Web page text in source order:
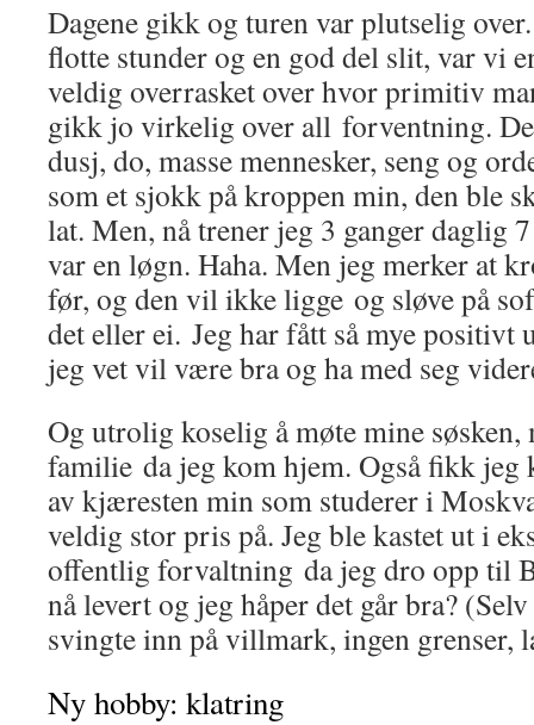
Dagene gikk og turen var plutselig
flotte stunder og en god del slit, var vi
veldig overrasket over hvor primitiv
gikk jo virkelig over all forventning.
dusj, do, masse mennesker, seng og
som et sjokk på kroppen min, den ble
lat. Men, nå trener jeg 3 ganger daglig
var en løgn. Haha. Men jeg merker at
før, og den vil ikke ligge og sløve på
det eller ei. Jeg har fått så mye positivt
jeg vet vil være bra og ha med seg
Og utrolig koselig å møte mine
familie da jeg kom hjem. Også fikk jeg
av kjæresten min som studerer i
veldig stor pris på. Jeg ble kastet ut i
offentlig forvaltning da jeg dro opp til
nå levert og jeg håper det går bra?
svingte inn på villmark, ingen grenser,
Ny hobby: klatring